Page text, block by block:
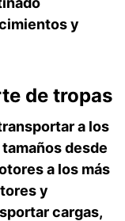
y
de tropas
a los
desde
a los más
y
cargas,